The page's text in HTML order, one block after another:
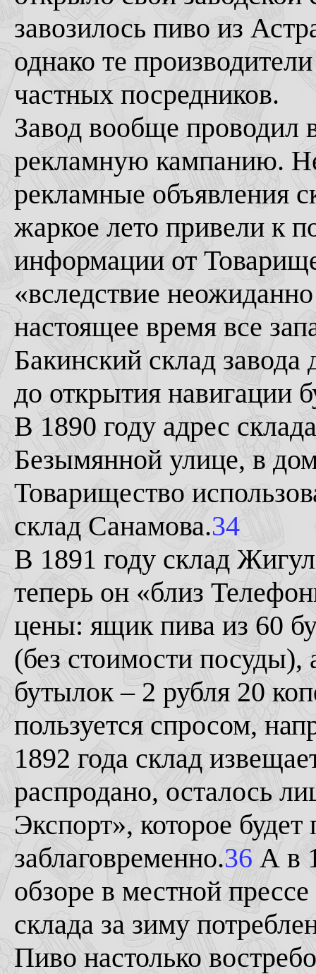
завозилось пиво из
однако те
частных посредников.
Завод вообще проводил
рекламную кампанию.
рекламные объявления
жаркое лето привели к
информации от
«вследствие
настоящее время все
Бакинский склад
до открытия навигации
В 1890 году адрес
Безымянной улице, в
Товарищество
склад Санамова.34
В 1891 году склад
теперь он «близ
цены: ящик пива из 60
(без стоимости
бутылок – 2 рубля 20
пользуется спросом,
1892 года склад
распродано, осталось
Экспорт», которое будет
заблаговременно.36 А в
обзоре в местной
склада за зиму
Пиво настолько